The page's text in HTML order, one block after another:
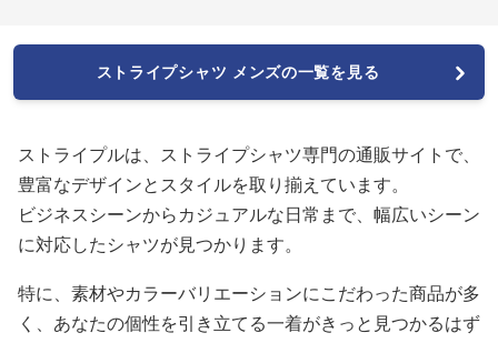
ストライプシャツ メンズの一覧を見る
ストライプルは、ストライプシャツ専門の通販サイトで、
豊富なデザインとスタイルを取り揃えています。
ビジネスシーンからカジュアルな日常まで、幅広いシーン
に対応したシャツが見つかります。
特に、素材やカラーバリエーションにこだわった商品が多
く、あなたの個性を引き立てる一着がきっと見つかるはず